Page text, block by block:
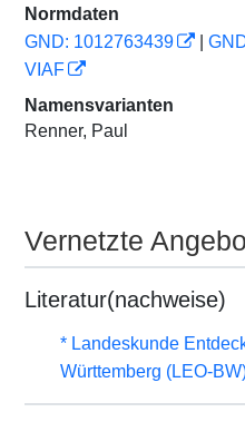
Normdaten
GND: 1012763439
VIAF
Namensvarianten
Renner, Paul
Vernetzte
Literatur(nachweise)
* Landeskunde
Württemberg (LEO-